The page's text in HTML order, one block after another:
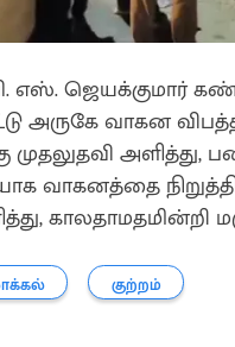
எஸ். ஜெயக்குமார்
அருகே வாகன
அளித்து,
வாகனத்தை
குற்றம்